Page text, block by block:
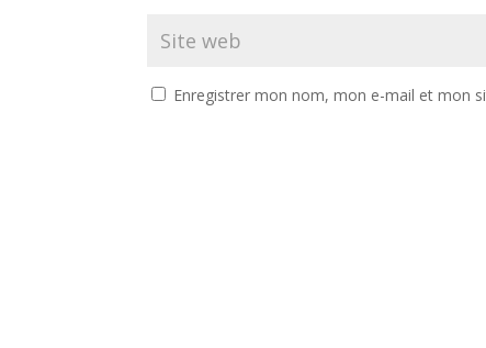
Enregistrer mon nom, mon e-mail et mon